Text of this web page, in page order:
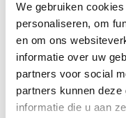
We gebruiken
personaliseren, om
en om ons
informatie over uw
partners voor social
partners kunnen
informatie die u aan
–
WiFi/4G
–
Spacegrey
|
2dehands